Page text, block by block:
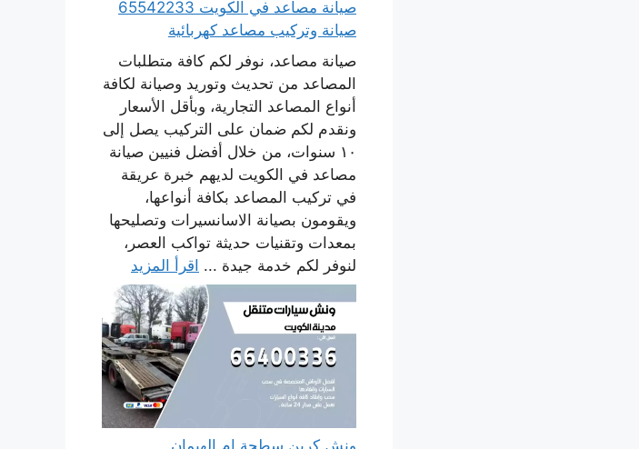
صيانة مصاعد في الكويت 65542233
صيانة وتركيب مصاعد كهربائية
صيانة مصاعد، نوفر لكم كافة متطلبات
المصاعد من تحديث وتوريد وصيانة لكافة
أنواع المصاعد التجارية، وبأقل الأسعار
ونقدم لكم ضمان على التركيب يصل إلى
١٠ سنوات، من خلال أفضل فنيين صيانة
مصاعد في الكويت لديهم خبرة عريقة
في تركيب المصاعد بكافة أنواعها،
ويقومون بصيانة الاسانسيرات وتصليحها
بمعدات وتقنيات حديثة تواكب العصر،
لنوفر لكم خدمة جيدة ... اقرأ المزيد
ونش كرين سطحة ام الهيمان